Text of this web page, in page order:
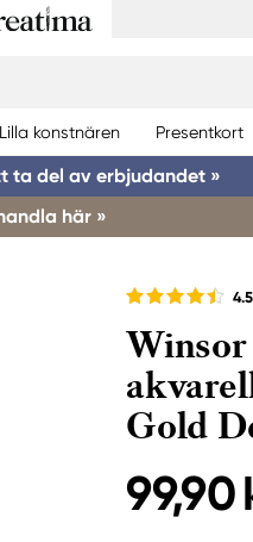
Lilla konstnären Presentkort
ta del av erbjudandet »
här »
4.5
Gold
99,90